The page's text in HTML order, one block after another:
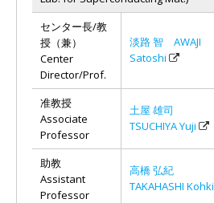
センター長/教
授（兼）
Center
Director/Prof.
淡路 智 AWAJI
Satoshi
准教授
Associate
Professor
土屋 雄司
TSUCHIYA Yuji
助教
Assistant
Professor
高橋 弘紀
TAKAHASHI Kohki